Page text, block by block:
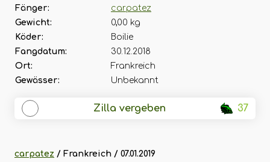
Fänger:
carpatez
Gewicht:
0,00 kg
Köder:
Boilie
Fangdatum:
30.12.2018
Ort:
Frankreich
Gewässer:
Unbekannt
Zilla vergeben 37
carpatez / Frankreich / 07.01.2019